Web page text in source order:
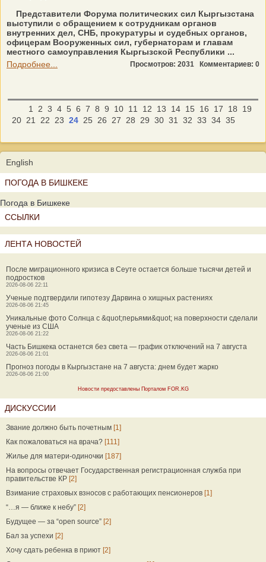
Представители Форума политических сил Кыргызстана
выступили с обращением к сотрудникам органов
внутренних дел, СНБ, прокуратуры и судебных органов,
офицерам Вооруженных сил, губернаторам и главам
местного самоуправления Кыргызской Республики ...
Подробнее...
Просмотров: 2031 Комментариев: 0
1 2 3 4 5 6 7 8 9 10 11 12 13 14 15 16 17 18
19
20 21 22 23 24 25 26 27 28 29 30 31 32 33 34 35
English
ПОГОДА В БИШКЕКЕ
Погода в Бишкеке
ССЫЛКИ
ЛЕНТА НОВОСТЕЙ
После миграционного кризиса в Сеуте остается больше тысячи детей и
подростков
2026-08-06 22:11
Ученые подтвердили гипотезу Дарвина о хищных растениях
2026-08-06 21:45
Уникальные фото Солнца с &quot;перьями&quot; на поверхности сделали
ученые из США
2026-08-06 21:22
Часть Бишкека останется без света — график отключений на 7 августа
2026-08-06 21:01
Прогноз погоды в Кыргызстане на 7 августа: днем будет жарко
2026-08-06 21:00
Новости предоставлены Порталом FOR.KG
ДИСКУССИИ
Звание должно быть почетным [1]
Как пожаловаться на врача? [111]
Жилье для матери-одиночки [187]
На вопросы отвечает Государственная регистрационная служба при
правительстве КР [2]
Взимание страховых взносов с работающих пенсионеров [1]
“…я — ближе к небу” [2]
Будущее — за “open source” [2]
Бал за успехи [2]
Хочу сдать ребенка в приют [2]